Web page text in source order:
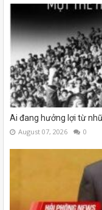
Ai đang hưởng lợi từ
August 07, 2026 0